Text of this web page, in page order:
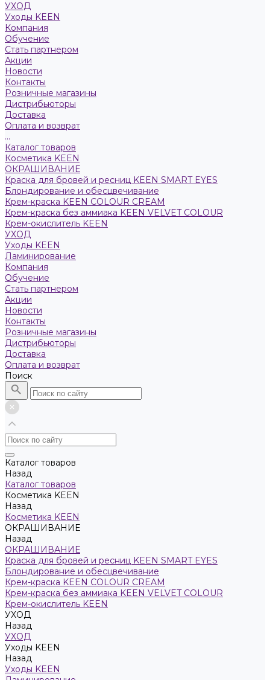
УХОД
Уходы KEEN
Компания
Обучение
Стать партнером
Акции
Новости
Контакты
Розничные магазины
Дистрибьюторы
Доставка
Оплата и возврат
...
Каталог товаров
Косметика KEEN
ОКРАШИВАНИЕ
Краска для бровей и ресниц KEEN SMART EYES
Блондирование и обесцвечивание
Крем-краска KEEN COLOUR CREAM
Крем-краска без аммиака KEEN VELVET COLOUR
Крем-окислитель KEEN
УХОД
Уходы KEEN
Ламинирование
Компания
Обучение
Стать партнером
Акции
Новости
Контакты
Розничные магазины
Дистрибьюторы
Доставка
Оплата и возврат
Поиск
Каталог товаров
Назад
Каталог товаров
Косметика KEEN
Назад
Косметика KEEN
ОКРАШИВАНИЕ
Назад
ОКРАШИВАНИЕ
Краска для бровей и ресниц KEEN SMART EYES
Блондирование и обесцвечивание
Крем-краска KEEN COLOUR CREAM
Крем-краска без аммиака KEEN VELVET COLOUR
Крем-окислитель KEEN
УХОД
Назад
УХОД
Уходы KEEN
Назад
Уходы KEEN